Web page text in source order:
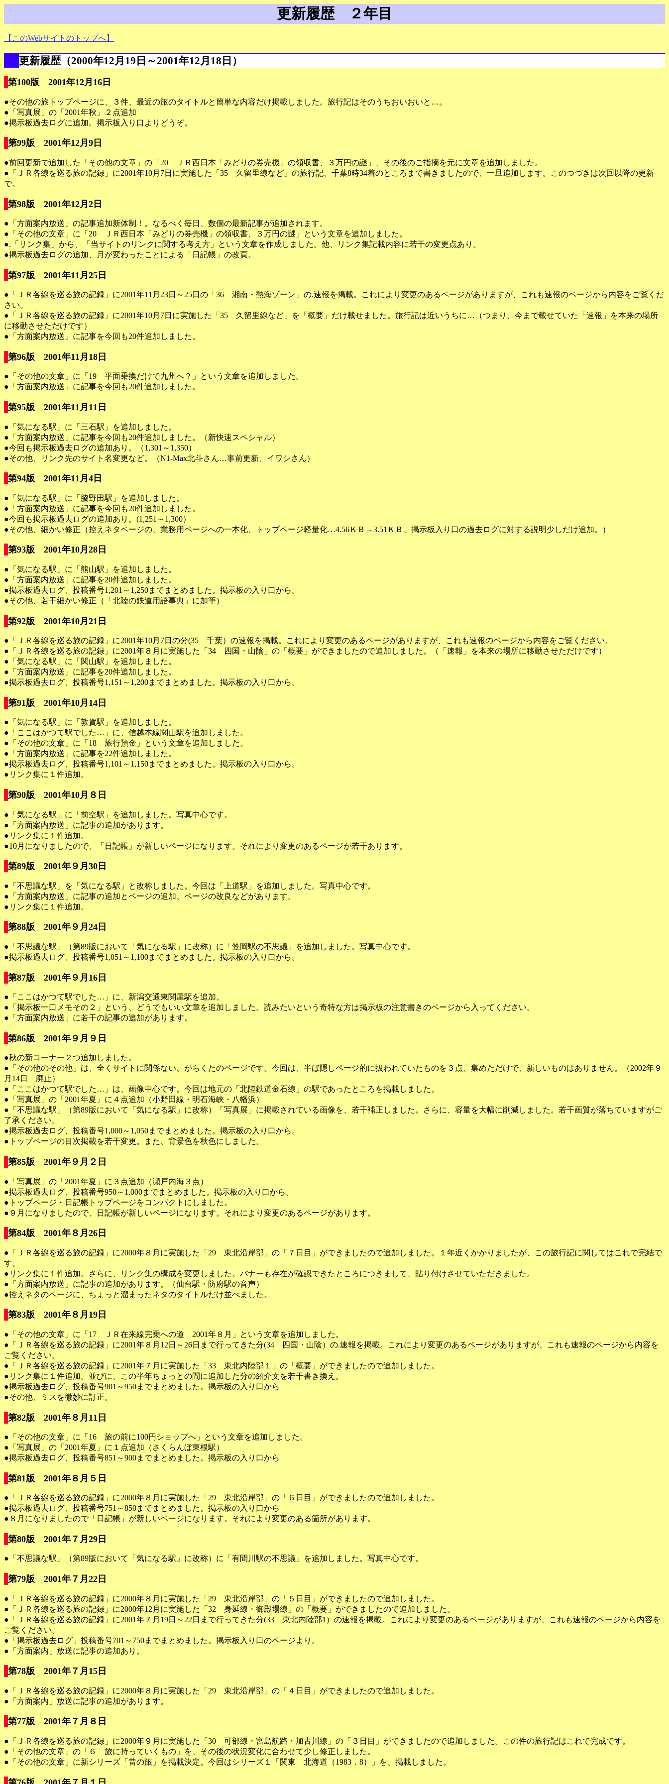
更新履歴 ２年目
【このWebサイトのトップへ】
更新履歴（2000年12月19日～2001年12月18日）
第100版 2001年12月16日
●その他の旅トップページに、３件、最近の旅のタイトルと簡単な内容だけ掲載しました。旅行記はそのうちおいおいと…。
●「写真展」の「2001年秋」２点追加
●掲示板過去ログに追加。掲示板入り口よりどうぞ。
第99版 2001年12月9日
●前回更新で追加した「その他の文章」の「20 ＪＲ西日本「みどりの券売機」の領収書、３万円の謎」、その後のご指摘を元に文章を追加しました。
●「ＪＲ各線を巡る旅の記録」に2001年10月7日に実施した「35 久留里線など」の旅行記、千葉8時34着のところまで書きましたので、一旦追加します。このつづきは次回以降の更新
で。
第98版 2001年12月2日
●「方面案内放送」の記事追加新体制！。なるべく毎日、数個の最新記事が追加されます。
●「その他の文章」に「20 ＪＲ西日本「みどりの券売機」の領収書、３万円の謎」という文章を追加しました。
●.「リンク集」から、「当サイトのリンクに関する考え方」という文章を作成しました。他、リンク集記載内容に若干の変更点あり。
●掲示板過去ログの追加、月が変わったことによる「日記帳」の改頁。
第97版 2001年11月25日
●「ＪＲ各線を巡る旅の記録」に2001年11月23日～25日の「36 湘南・熱海ゾーン」の.速報を掲載。これにより変更のあるページがありますが、これも速報のページから内容をご覧くだ
さい。
●「ＪＲ各線を巡る旅の記録」に2001年10月7日に実施した「35 久留里線など」を「概要」だけ載せました。旅行記は近いうちに…（つまり、今まで載せていた「速報」を本来の場所
に移動させただけです）
●「方面案内放送」に記事を今回も20件追加しました。
第96版 2001年11月18日
●「その他の文章」に「19 平面乗換だけで九州へ？」という文章を追加しました。
●「方面案内放送」に記事を今回も20件追加しました。
第95版 2001年11月11日
●「気になる駅」に「三石駅」を追加しました。
●「方面案内放送」に記事を今回も20件追加しました。（新快速スペシャル）
●今回も掲示板過去ログの追加あり。（1,301～1,350）
●その他、リンク先のサイト名変更など。（N1-Max北斗さん…事前更新、イワシさん）
第94版 2001年11月4日
●「気になる駅」に「脇野田駅」を追加しました。
●「方面案内放送」に記事を今回も20件追加しました。
●今回も掲示板過去ログの追加あり。(1,251～1,300）
●その他、細かい修正（控えネタページの、業務用ページへの一本化、トップページ軽量化…4.56ＫＢ→3.51ＫＢ、掲示板入り口の過去ログに対する説明少しだけ追加。）
第93版 2001年10月28日
●「気になる駅」に「熊山駅」を追加しました。
●「方面案内放送」に記事を20件追加しました。
●掲示板過去ログ、投稿番号1,201～1,250までまとめました。掲示板の入り口から。
●その他、若干細かい修正（「北陸の鉄道用語事典」に加筆）
第92版 2001年10月21日
●「ＪＲ各線を巡る旅の記録」に2001年10月7日の分(35 千葉）の速報を掲載。これにより変更のあるページがありますが、これも速報のページから内容をご覧ください。
●「ＪＲ各線を巡る旅の記録」に2001年８月に実施した「34 四国・山陰」の「概要」ができましたので追加しました。（「速報」を本来の場所に移動させただけです）
●「気になる駅」に「関山駅」を追加しました。
●「方面案内放送」に記事を20件追加しました。
●掲示板過去ログ、投稿番号1,151～1,200までまとめました。掲示板の入り口から。
第91版 2001年10月14日
●「気になる駅」に「敦賀駅」を追加しました。
●「ここはかつて駅でした…」に、信越本線関山駅を追加しました。
●「その他の文章」に「18 旅行預金」という文章を追加しました。
●「方面案内放送」に記事を22件追加しました。
●掲示板過去ログ、投稿番号1,101～1,150までまとめました。掲示板の入り口から。
●リンク集に１件追加。
第90版 2001年10月８日
●「気になる駅」に「前空駅」を追加しました。写真中心です。
●「方面案内放送」に記事の追加があります。
●リンク集に１件追加。
●10月になりましたので、「日記帳」が新しいページになります。それにより変更のあるページが若干あります。
第89版 2001年９月30日
●「不思議な駅」を「気になる駅」と改称しました。今回は「上道駅」を追加しました。写真中心です。
●「方面案内放送」に記事の追加とページの追加、ページの改良などがあります。
●リンク集に１件追加。
第88版 2001年９月24日
●「不思議な駅」（第89版において「気になる駅」に改称）に「笠岡駅の不思議」を追加しました。写真中心です。
●掲示板過去ログ、投稿番号1,051～1,100までまとめました。掲示板の入り口から。
第87版 2001年９月16日
●「ここはかつて駅でした…」に、新潟交通東関屋駅を追加。
●「掲示板一口メモその２」という、どうでもいい文章を追加しました。読みたいという奇特な方は掲示板の注意書きのページから入ってください。
●「方面案内放送」に若干の記事の追加があります。
第86版 2001年９月９日
●秋の新コーナー２つ追加しました。
●「その他のその他」は、全くサイトに関係ない、がらくたのページです。今回は、半ば隠しページ的に扱われていたものを３点、集めただけで、新しいものはありません。（2002年９
月14日 廃止）
●「ここはかつて駅でした…」は、画像中心です。今回は地元の「北陸鉄道金石線」の駅であったところを掲載しました。
●「写真展」の「2001年夏」に４点追加（小野田線・明石海峡・八幡浜）
●「不思議な駅」（第89版において「気になる駅」に改称）「写真展」に掲載されている画像を、若干補正しました。さらに、容量を大幅に削減しました。若干画質が落ちていますがご
了承ください。
●掲示板過去ログ、投稿番号1,000～1,050までまとめました。掲示板の入り口から。
●トップページの目次掲載を若干変更。また、背景色を秋色にしました。
第85版 2001年９月２日
●「写真展」の「2001年夏」に３点追加（瀬戸内海３点）
●掲示板過去ログ、投稿番号950～1,000までまとめました。掲示板の入り口から。
●トップページ・日記帳トップページをコンパクトにしました。
●９月になりましたので、日記帳が新しいページになります。それにより変更のあるページがあります。
第84版 2001年８月26日
●「ＪＲ各線を巡る旅の記録」に2000年８月に実施した「29 東北沿岸部」の「７日目」ができましたので追加しました。１年近くかかりましたが、この旅行記に関してはこれで完結で
す。
●リンク集に１件追加。さらに、リンク集の構成を変更しました。バナーも存在が確認できたところにつきまして、貼り付けさせていただきました。
●「方面案内放送」に記事の追加があります。（仙台駅・防府駅の音声）
●控えネタのページに、ちょっと溜まったネタのタイトルだけ並べました。
第83版 2001年８月19日
●「その他の文章」に「17 ＪＲ在来線完乗への道 2001年８月」という文章を追加しました。
●「ＪＲ各線を巡る旅の記録」に2001年８月12日～26日まで行ってきた分(34 四国・山陰）の.速報を掲載。これにより変更のあるページがありますが、これも速報のページから内容を
ご覧ください。
●「ＪＲ各線を巡る旅の記録」に2001年７月に実施した「33 東北内陸部１」の「概要」ができましたので追加しました。
●リンク集に１件追加。並びに、この半年ちょっとの間に追加した分の紹介文を若干書き換え。
●掲示板過去ログ、投稿番号901～950までまとめました。掲示板の入り口から
●その他、ミスを微妙に訂正。
第82版 2001年８月11日
●「その他の文章」に「16 旅の前に100円ショップへ」という文章を追加しました。
●「写真展」の「2001年夏」に１点追加（さくらんぼ東根駅）
●掲示板過去ログ、投稿番号851～900までまとめました。掲示板の入り口から
第81版 2001年８月５日
●「ＪＲ各線を巡る旅の記録」に2000年８月に実施した「29 東北沿岸部」の「６日目」ができましたので追加しました。
●掲示板過去ログ、投稿番号751～850までまとめました。掲示板の入り口から
●８月になりましたので「日記帳」が新しいページになります。それにより変更のある箇所があります。
第80版 2001年７月29日
●「不思議な駅」（第89版において「気になる駅」に改称）に「有間川駅の不思議」を追加しました。写真中心です。
第79版 2001年７月22日
●「ＪＲ各線を巡る旅の記録」に2000年８月に実施した「29 東北沿岸部」の「５日目」ができましたので追加しました。
●「ＪＲ各線を巡る旅の記録」に2000年12月に実施した「32 身延線・御殿場線」の「概要」ができましたので追加しました。
●「ＪＲ各線を巡る旅の記録」に2001年７月19日～22日まで行ってきた分(33 東北内陸部1）の速報を掲載。これにより変更のあるページがありますが、これも速報のページから内容を
ご覧ください。
●「掲示板過去ログ」投稿番号701～750までまとめました。掲示板入り口のページより。
●「方面案内」放送に記事の追加あり。
第78版 2001年７月15日
●「ＪＲ各線を巡る旅の記録」に2000年８月に実施した「29 東北沿岸部」の「４日目」ができましたので追加しました。
●「方面案内」放送に記事の追加があります。
第77版 2001年７月８日
●「ＪＲ各線を巡る旅の記録」に2000年９月に実施した「30 可部線・宮島航路・加古川線」の「３日目」ができましたので追加しました。この件の旅行記はこれで完成です。
●「その他の文章」の「６ 旅に持っていくもの」を、その後の状況変化に合わせて少し修正しました。
●「その他の文章」に新シリーズ「昔の旅」を掲載決定。今回はシリーズ１「関東 北海道（1983．8）」を、掲載しました。